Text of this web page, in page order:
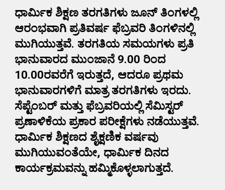
ಧಾರ್ಮಿಕ ಶಿಕ್ಷಣ ತರಗತಿಗಳು ಜೂನ್ ತಿಂಗಳಲ್ಲಿ
ಆರಂಭವಾಗಿ ಪ್ರತಿವರ್ಷ ಫೆಬ್ರವರಿ ತಿಂಗಳಿನಲ್ಲಿ
ಮುಗಿಯುತ್ತವೆ. ತರಗತಿಯ ಸಮಯಗಳು ಪ್ರತಿ
ಭಾನುವಾರದ ಮುಂಜಾನೆ 9.00 ರಿಂದ
10.00ರವರೆಗೆ ಇರುತ್ತದೆ, ಆದರೂ ಪ್ರಥಮ
ಭಾನುವಾರಗಳಿಗೆ ಮಾತ್ರ ತರಗತಿಗಳು ಇರದು.
ಸೆಪ್ಟೆಂಬರ್ ಮತ್ತು ಫೆಬ್ರವರಿಯಲ್ಲಿ ಸೆಮಿಸ್ಟರ್
ಪ್ರಣಾಳಿಕೆಯ ಪ್ರಕಾರ ಪರೀಕ್ಷೆಗಳು ನಡೆಯುತ್ತವೆ.
ಧಾರ್ಮಿಕ ಶಿಕ್ಷಣದ ಶೈಕ್ಷಣಿಕ ವರ್ಷವು
ಮುಗಿಯುವಂತೆಯೇ, ಧಾರ್ಮಿಕ ದಿನದ
ಕಾರ್ಯಕ್ರಮವನ್ನು ಹಮ್ಮಿಕೊಳ್ಳಲಾಗುತ್ತದೆ.